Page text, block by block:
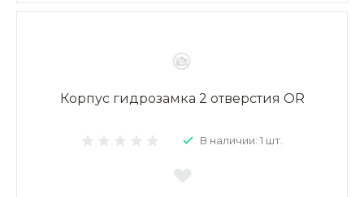
Корпус гидрозамка 2 отверстия OR
В наличии: 1 шт.